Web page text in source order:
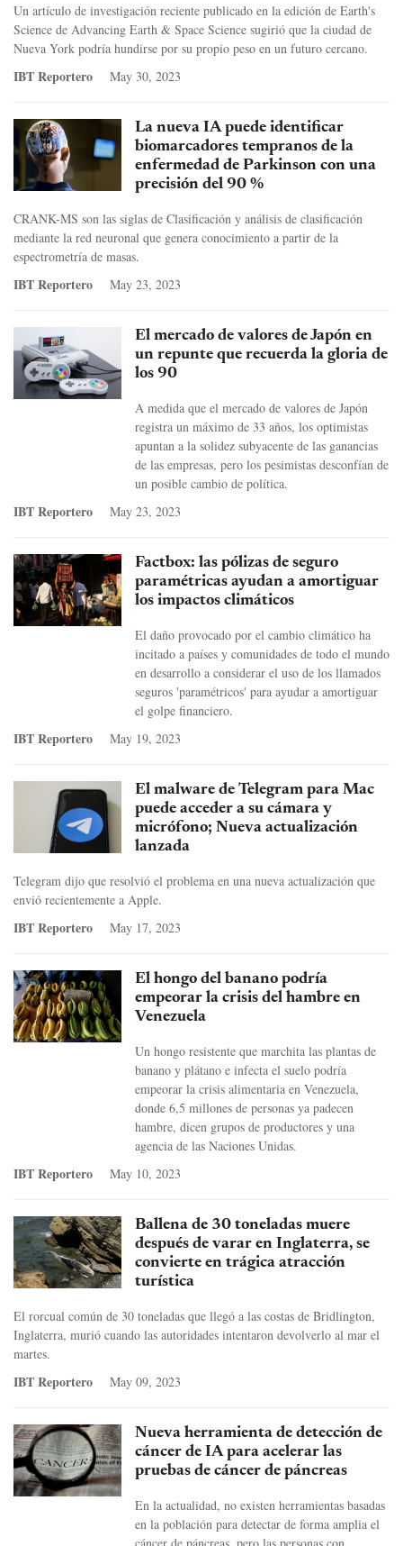
Un artículo de investigación reciente publicado en la edición de Earth's
Science de Advancing Earth & Space Science sugirió que la ciudad de
Nueva York podría hundirse por su propio peso en un futuro cercano.
IBT Reportero May 30, 2023
La nueva IA puede identificar
biomarcadores tempranos de la
enfermedad de Parkinson con una
precisión del 90 %
CRANK-MS son las siglas de Clasificación y análisis de clasificación
mediante la red neuronal que genera conocimiento a partir de la
espectrometría de masas.
IBT Reportero May 23, 2023
El mercado de valores de Japón en
un repunte que recuerda la gloria de
los 90
A medida que el mercado de valores de Japón
registra un máximo de 33 años, los optimistas
apuntan a la solidez subyacente de las ganancias
de las empresas, pero los pesimistas desconfían de
un posible cambio de política.
IBT Reportero May 23, 2023
Factbox: las pólizas de seguro
paramétricas ayudan a amortiguar
los impactos climáticos
El daño provocado por el cambio climático ha
incitado a países y comunidades de todo el mundo
en desarrollo a considerar el uso de los llamados
seguros 'paramétricos' para ayudar a amortiguar
el golpe financiero.
IBT Reportero May 19, 2023
El malware de Telegram para Mac
puede acceder a su cámara y
micrófono; Nueva actualización
lanzada
Telegram dijo que resolvió el problema en una nueva actualización que
envió recientemente a Apple.
IBT Reportero May 17, 2023
El hongo del banano podría
empeorar la crisis del hambre en
Venezuela
Un hongo resistente que marchita las plantas de
banano y plátano e infecta el suelo podría
empeorar la crisis alimentaria en Venezuela,
donde 6,5 millones de personas ya padecen
hambre, dicen grupos de productores y una
agencia de las Naciones Unidas.
IBT Reportero May 10, 2023
Ballena de 30 toneladas muere
después de varar en Inglaterra, se
convierte en trágica atracción
turística
El rorcual común de 30 toneladas que llegó a las costas de Bridlington,
Inglaterra, murió cuando las autoridades intentaron devolverlo al mar el
martes.
IBT Reportero May 09, 2023
Nueva herramienta de detección de
cáncer de IA para acelerar las
pruebas de cáncer de páncreas
En la actualidad, no existen herramientas basadas
en la población para detectar de forma amplia el